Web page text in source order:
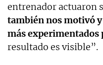
entrenador actuaron
también nos motivó
más experimentados
resultado es visible”.